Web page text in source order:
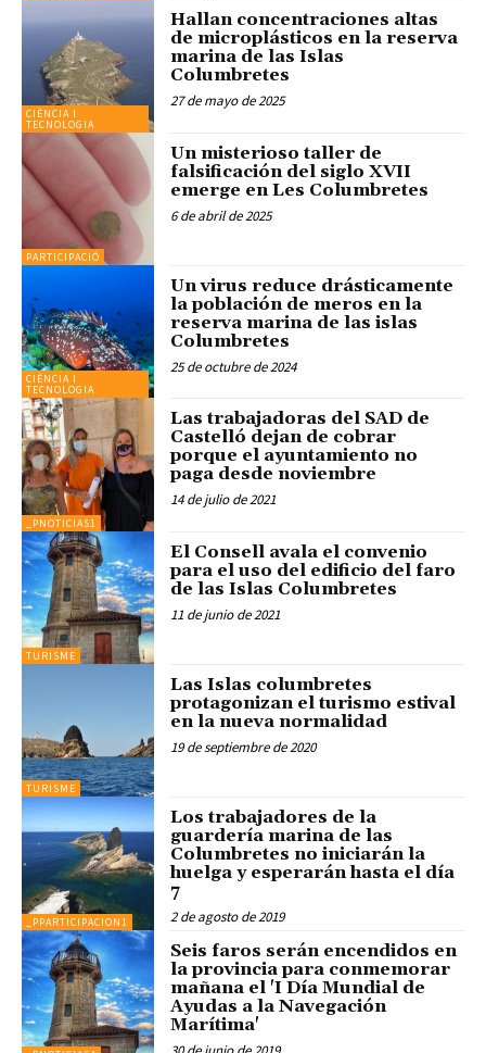
CIÈNCIA I
TECNOLOGIA
Hallan concentraciones altas
de microplásticos en la reserva
marina de las Islas
Columbretes
27 de mayo de 2025
PARTICIPACIÓ
Un misterioso taller de
falsificación del siglo XVII
emerge en Les Columbretes
6 de abril de 2025
CIÈNCIA I
TECNOLOGIA
Un virus reduce drásticamente
la población de meros en la
reserva marina de las islas
Columbretes
25 de octubre de 2024
_PNOTICIAS1
Las trabajadoras del SAD de
Castelló dejan de cobrar
porque el ayuntamiento no
paga desde noviembre
14 de julio de 2021
TURISME
El Consell avala el convenio
para el uso del edificio del faro
de las Islas Columbretes
11 de junio de 2021
TURISME
Las Islas columbretes
protagonizan el turismo estival
en la nueva normalidad
19 de septiembre de 2020
_PPARTICIPACION1
Los trabajadores de la
guardería marina de las
Columbretes no iniciarán la
huelga y esperarán hasta el día
7
2 de agosto de 2019
Seis faros serán encendidos en
la provincia para conmemorar
mañana el 'I Día Mundial de
Ayudas a la Navegación
Marítima'